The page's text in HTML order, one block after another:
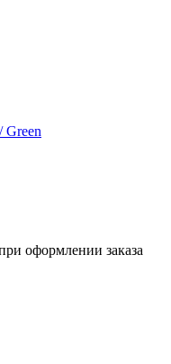
Green
оформлении заказа